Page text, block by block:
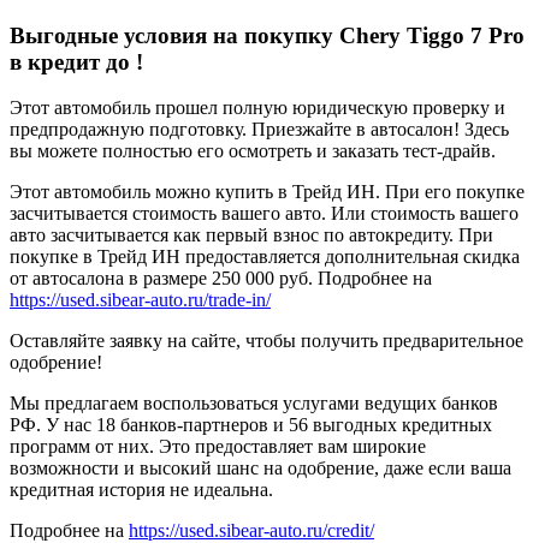
Выгодные условия на покупку Chery Tiggo 7 Pro
в кредит до !
Этот автомобиль прошел полную юридическую проверку и
предпродажную подготовку. Приезжайте в автосалон! Здесь
вы можете полностью его осмотреть и заказать тест-драйв.
Этот автомобиль можно купить в Трейд ИН. При его покупке
засчитывается стоимость вашего авто. Или стоимость вашего
авто засчитывается как первый взнос по автокредиту. При
покупке в Трейд ИН предоставляется дополнительная скидка
от автосалона в размере 250 000 руб. Подробнее на
https://used.sibear-auto.ru/trade-in/
Оставляйте заявку на сайте, чтобы получить предварительное
одобрение!
Мы предлагаем воспользоваться услугами ведущих банков
РФ. У нас 18 банков-партнеров и 56 выгодных кредитных
программ от них. Это предоставляет вам широкие
возможности и высокий шанс на одобрение, даже если ваша
кредитная история не идеальна.
Подробнее на https://used.sibear-auto.ru/credit/